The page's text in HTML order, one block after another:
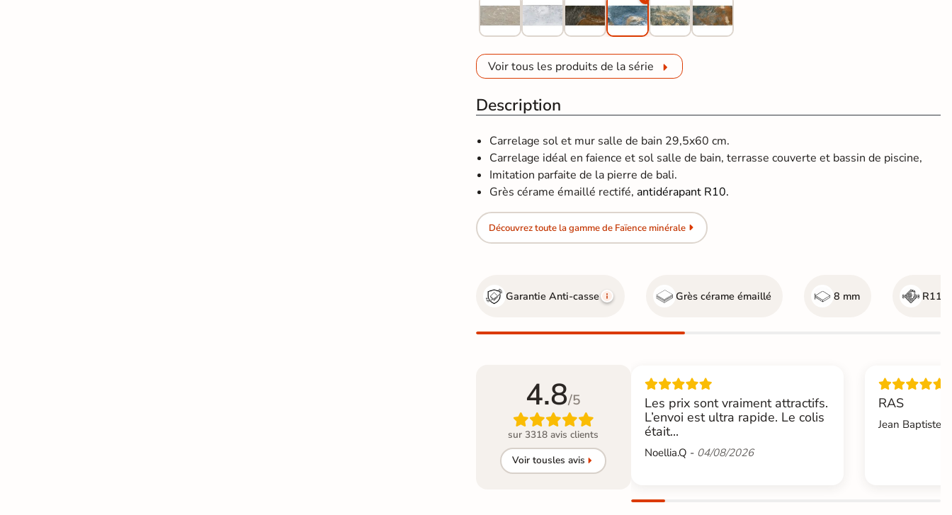
Voir tous les produits de la série
Description
Carrelage sol et mur salle de bain 29,5x60 cm.
Carrelage idéal en faience et sol salle de bain, terrasse couverte et bassin de piscine,
Imitation parfaite de la pierre de bali.
Grès cérame émaillé rectifé,antidérapant R10.
Découvrez toute la gamme de Faïence minérale
Garantie Anti-casse Grès cérame émaillé 8 mm R11 -
4.8/5

sur 3318 avis clients
Voir tousles avis
Les prix sont vraiment attractifs.
L’envoi est ultra rapide. Le colis
était...
Noellia.Q - 04/08/2026
RAS
Jean